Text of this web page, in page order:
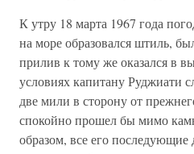
К утру 18 марта 1967 года
на море образовался штиль,
прилив к тому же оказался в
условиях капитану Руджиати
две мили в сторону от
спокойно прошел бы мимо
образом, все его последующие